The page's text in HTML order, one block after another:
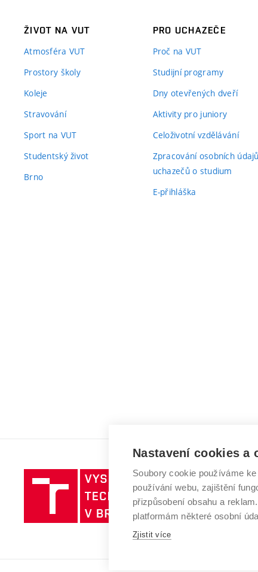
ŽIVOT NA VUT
Atmosféra VUT
Prostory školy
Koleje
Stravování
Sport na VUT
Studentský život
Brno
PRO UCHAZEČE
Proč na VUT
Studijní programy
Dny otevřených dveří
Aktivity pro juniory
Celoživotní vzdělávání
Zpracování osobních údajů
uchazečů o studium
E-přihláška
Vysoké
učení
technické
v
Nastavení cookies a
Soubory cookie používáme
používání webu, zajištění
přizpůsobení obsahu a
platformám některé osobní
Zjistit více